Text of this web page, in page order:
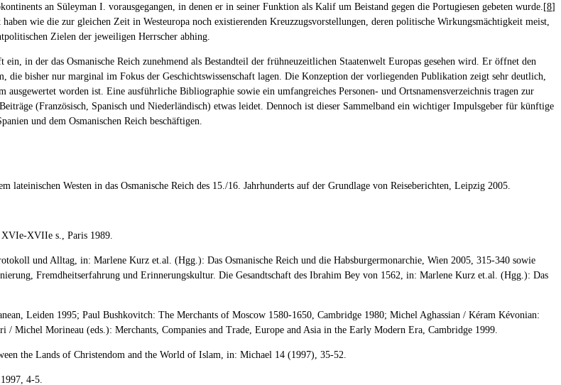
an Süleyman I. vorausgegangen, in denen er in seiner Funktion als Kalif um Beistand gegen die Portugiesen gebeten wurde.[8]
wie die zur gleichen Zeit in Westeuropa noch existierenden Kreuzzugsvorstellungen, deren politische Wirkungsmächtigkeit meist,
Zielen der jeweiligen Herrscher abhing.
in der das Osmanische Reich zunehmend als Bestandteil der frühneuzeitlichen Staatenwelt Europas gesehen wird. Er öffnet den
bisher nur marginal im Fokus der Geschichtswissenschaft lagen. Die Konzeption der vorliegenden Publikation zeigt sehr deutlich,
worden ist. Eine ausführliche Bibliographie sowie ein umfangreiches Personen- und Ortsnamensverzeichnis tragen zur
(Französisch, Spanisch und Niederländisch) etwas leidet. Dennoch ist dieser Sammelband ein wichtiger Impulsgeber für künftige
und dem Osmanischen Reich beschäftigen.
Westen in das Osmanische Reich des 15./16. Jahrhunderts auf der Grundlage von Reiseberichten, Leipzig 2005.
XVIIe s., Paris 1989.
und Alltag, in: Marlene Kurz et.al. (Hgg.): Das Osmanische Reich und die Habsburgermonarchie, Wien 2005, 315-340 sowie
Fremdheitserfahrung und Erinnerungskultur. Die Gesandtschaft des Ibrahim Bey von 1562, in: Marlene Kurz et.al. (Hgg.): Das
Leiden 1995; Paul Bushkovitch: The Merchants of Moscow 1580-1650, Cambridge 1980; Michel Aghassian / Kéram Kévonian:
Morineau (eds.): Merchants, Companies and Trade, Europe and Asia in the Early Modern Era, Cambridge 1999.
the Lands of Christendom and the World of Islam, in: Michael 14 (1997), 35-52.
4-5.